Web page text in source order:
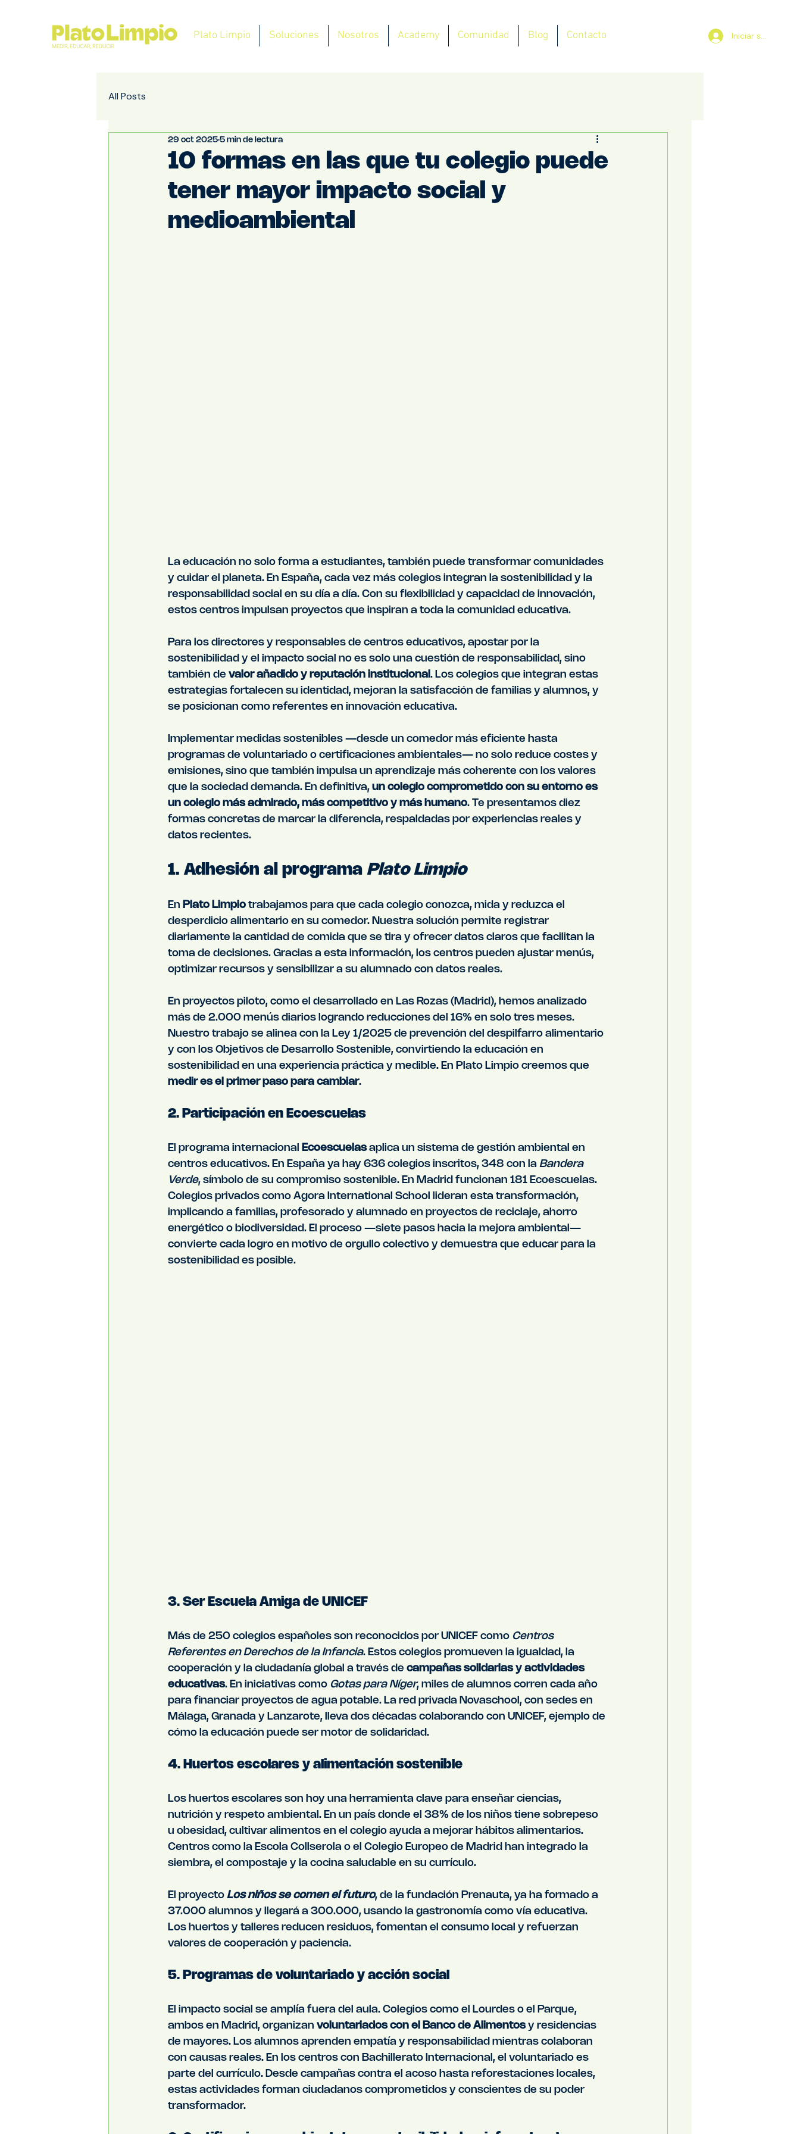
Iniciar sesión
Plato Limpio Soluciones Nosotros Academy Comunidad Blog Contacto
All Posts
10 formas en las que tu colegio puede
tener mayor impacto social y
medioambiental
29 oct 2025 5 min de lectura
La educación no solo forma a estudiantes, también puede transformar comunidades
y cuidar el planeta. En España, cada vez más colegios integran la sostenibilidad y la
responsabilidad social en su día a día. Con su flexibilidad y capacidad de innovación,
estos centros impulsan proyectos que inspiran a toda la comunidad educativa.
Para los directores y responsables de centros educativos, apostar por la
sostenibilidad y el impacto social no es solo una cuestión de responsabilidad, sino
también de valor añadido y reputación institucional . Los colegios que integran estas
estrategias fortalecen su identidad, mejoran la satisfacción de familias y alumnos, y
se posicionan como referentes en innovación educativa.
Implementar medidas sostenibles —desde un comedor más eficiente hasta
programas de voluntariado o certificaciones ambientales— no solo reduce costes y
emisiones, sino que también impulsa un aprendizaje más coherente con los valores
que la sociedad demanda. En definitiva, un colegio comprometido con su entorno es
un colegio más admirado, más competitivo y más humano. Te presentamos diez
formas concretas de marcar la diferencia, respaldadas por experiencias reales y
datos recientes.
1. Adhesión al programa Plato Limpio
En Plato Limpio trabajamos para que cada colegio conozca, mida y reduzca el
desperdicio alimentario en su comedor. Nuestra solución permite registrar
diariamente la cantidad de comida que se tira y ofrecer datos claros que facilitan la
toma de decisiones. Gracias a esta información, los centros pueden ajustar menús,
optimizar recursos y sensibilizar a su alumnado con datos reales.
En proyectos piloto, como el desarrollado en Las Rozas (Madrid), hemos analizado
más de 2.000 menús diarios logrando reducciones del 16% en solo tres meses.
Nuestro trabajo se alinea con la Ley 1/2025 de prevención del despilfarro alimentario
y con los Objetivos de Desarrollo Sostenible, convirtiendo la educación en
sostenibilidad en una experiencia práctica y medible. En Plato Limpio creemos que
medir es el primer paso para cambiar.
2. Participación en Ecoescuelas
El programa internacional Ecoescuelas aplica un sistema de gestión ambiental en
centros educativos. En España ya hay 636 colegios inscritos, 348 con la Bandera
Verde, símbolo de su compromiso sostenible. En Madrid funcionan 181 Ecoescuelas.
Colegios privados como Agora International School lideran esta transformación,
implicando a familias, profesorado y alumnado en proyectos de reciclaje, ahorro
energético o biodiversidad. El proceso —siete pasos hacia la mejora ambiental—
convierte cada logro en motivo de orgullo colectivo y demuestra que educar para la
sostenibilidad es posible.
3. Ser Escuela Amiga de UNICEF
Más de 250 colegios españoles son reconocidos por UNICEF como Centros
Referentes en Derechos de la Infancia. Estos colegios promueven la igualdad, la
cooperación y la ciudadanía global a través de campañas solidarias y actividades
educativas. En iniciativas como Gotas para Níger, miles de alumnos corren cada año
para financiar proyectos de agua potable. La red privada Novaschool, con sedes en
Málaga, Granada y Lanzarote, lleva dos décadas colaborando con UNICEF, ejemplo de
cómo la educación puede ser motor de solidaridad.
4. Huertos escolares y alimentación sostenible
Los huertos escolares son hoy una herramienta clave para enseñar ciencias,
nutrición y respeto ambiental. En un país donde el 38% de los niños tiene sobrepeso
u obesidad, cultivar alimentos en el colegio ayuda a mejorar hábitos alimentarios.
Centros como la Escola Collserola o el Colegio Europeo de Madrid han integrado la
siembra, el compostaje y la cocina saludable en su currículo.
El proyecto Los niños se comen el futuro, de la fundación Prenauta, ya ha formado a
37.000 alumnos y llegará a 300.000, usando la gastronomía como vía educativa.
Los huertos y talleres reducen residuos, fomentan el consumo local y refuerzan
valores de cooperación y paciencia.
5. Programas de voluntariado y acción social
El impacto social se amplía fuera del aula. Colegios como el Lourdes o el Parque,
ambos en Madrid, organizan voluntariados con el Banco de Alimentos y residencias
de mayores. Los alumnos aprenden empatía y responsabilidad mientras colaboran
con causas reales. En los centros con Bachillerato Internacional, el voluntariado es
parte del currículo. Desde campañas contra el acoso hasta reforestaciones locales,
estas actividades forman ciudadanos comprometidos y conscientes de su poder
transformador.